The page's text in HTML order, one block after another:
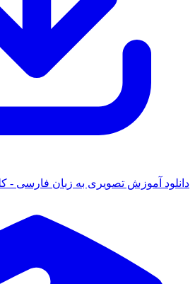
دانلود آموزش تصویری به زبان فارسی -